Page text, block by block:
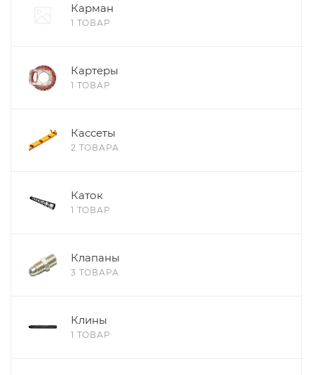
Карман
1 ТОВАР
Картеры
1 ТОВАР
Кассеты
2 ТОВАРА
Каток
1 ТОВАР
Клапаны
3 ТОВАРА
Клины
1 ТОВАР